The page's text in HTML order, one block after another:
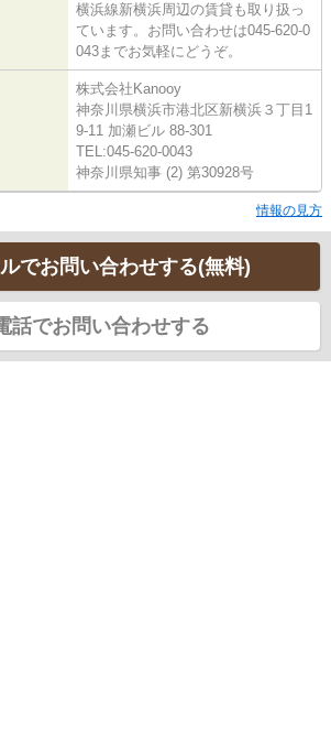
横浜線新横浜周辺の賃貸も取り扱っ
ています。お問い合わせは045-620-0
043までお気軽にどうぞ。
株式会社Kanooy
神奈川県横浜市港北区新横浜３丁目1
9-11 加瀬ビル 88-301
TEL:045-620-0043
神奈川県知事 (2) 第30928号
情報の見方
でお問い合わせする(無料)
話でお問い合わせする